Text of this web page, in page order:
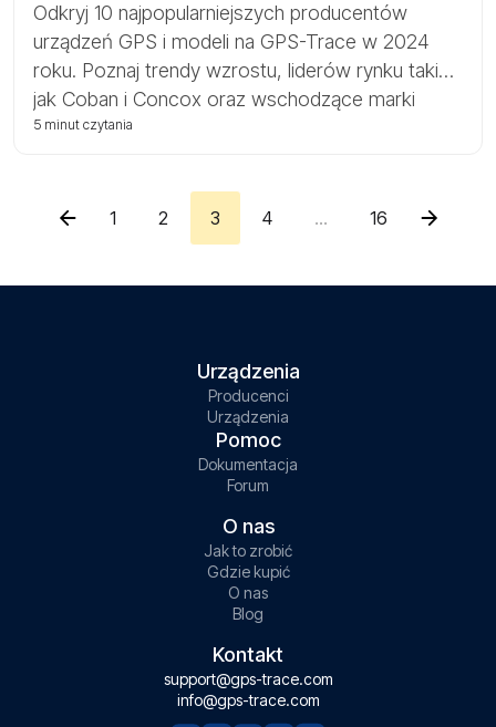
Odkryj 10 najpopularniejszych producentów
urządzeń GPS i modeli na GPS-Trace w 2024
roku. Poznaj trendy wzrostu, liderów rynku takich
jak Coban i Concox oraz wschodzące marki
kształtujące przyszłość monitoringu GPS.
5 minut czytania
1 2 3 4 ... 16
Urządzenia
Producenci
Urządzenia
Pomoc
Dokumentacja
Forum
O nas
Jak to zrobić
Gdzie kupić
O nas
Blog
Kontakt
support@gps-trace.com
info@gps-trace.com